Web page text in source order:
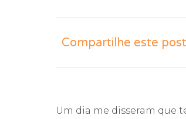
Compartilhe este post
Um dia me disseram que